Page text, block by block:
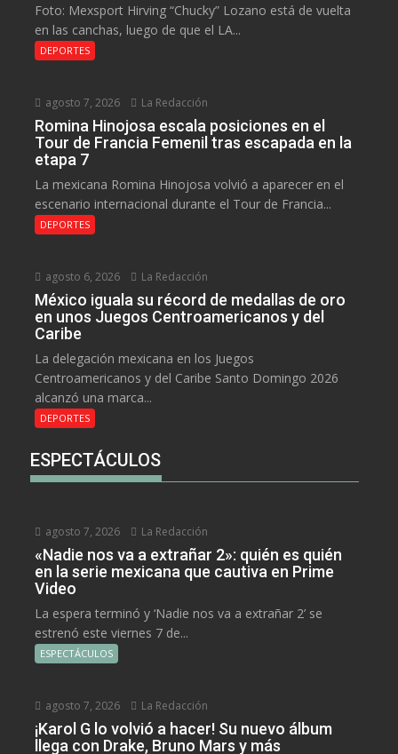
Foto: Mexsport Hirving “Chucky” Lozano está de vuelta
en las canchas, luego de que el LA...
DEPORTES
agosto 7, 2026 La Redacción
Romina Hinojosa escala posiciones en el
Tour de Francia Femenil tras escapada en la
etapa 7
La mexicana Romina Hinojosa volvió a aparecer en el
escenario internacional durante el Tour de Francia...
DEPORTES
agosto 6, 2026 La Redacción
México iguala su récord de medallas de oro
en unos Juegos Centroamericanos y del
Caribe
La delegación mexicana en los Juegos
Centroamericanos y del Caribe Santo Domingo 2026
alcanzó una marca...
DEPORTES
ESPECTÁCULOS
agosto 7, 2026 La Redacción
«Nadie nos va a extrañar 2»: quién es quién
en la serie mexicana que cautiva en Prime
Video
La espera terminó y ‘Nadie nos va a extrañar 2’ se
estrenó este viernes 7 de...
ESPECTÁCULOS
agosto 7, 2026 La Redacción
¡Karol G lo volvió a hacer! Su nuevo álbum
llega con Drake, Bruno Mars y más